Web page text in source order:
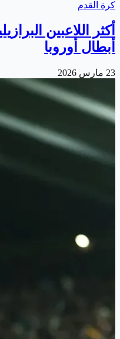
كرة القدم
أكثر اللاعبين
أبطال أوروبا
23 مارس 2026